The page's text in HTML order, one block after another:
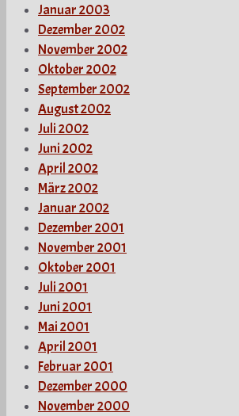
Januar 2003
Dezember 2002
November 2002
Oktober 2002
September 2002
August 2002
Juli 2002
Juni 2002
April 2002
März 2002
Januar 2002
Dezember 2001
November 2001
Oktober 2001
Juli 2001
Juni 2001
Mai 2001
April 2001
Februar 2001
Dezember 2000
November 2000